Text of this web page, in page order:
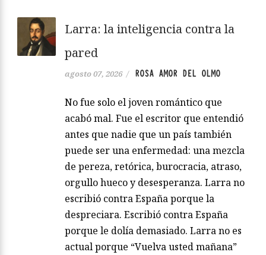
Larra: la inteligencia contra la
pared
agosto 07, 2026 / ROSA AMOR DEL OLMO
No fue solo el joven romántico que
acabó mal. Fue el escritor que entendió
antes que nadie que un país también
puede ser una enfermedad: una mezcla
de pereza, retórica, burocracia, atraso,
orgullo hueco y desesperanza. Larra no
escribió contra España porque la
despreciara. Escribió contra España
porque le dolía demasiado. Larra no es
actual porque “Vuelva usted mañana”